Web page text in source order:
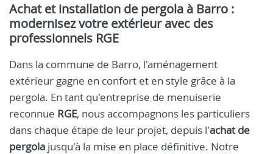
Achat et installation de pergola à Barro :
modernisez votre extérieur avec des
professionnels RGE
Dans la commune de Barro, l'aménagement
extérieur gagne en confort et en style grâce à la
pergola. En tant qu'entreprise de menuiserie
reconnue RGE, nous accompagnons les particuliers
dans chaque étape de leur projet, depuis l'achat de
pergola jusqu'à la mise en place définitive. Notre